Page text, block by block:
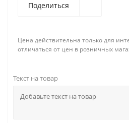
Поделиться
Цена действительна только для
отличаться от цен в розничных
Текст на товар